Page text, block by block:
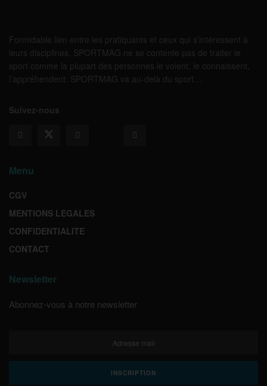
Formidable lien entre les pratiquants et ceux qui s’intéressent à
leurs disciplines, SPORTMAG ne se contente pas de traiter le
sport comme la plupart des personnes le voient, le connaissent,
l’appréhendent. SPORTMAG va au-delà du sport…
Suivez-nous
Menu
CGV
MENTIONS LEGALES
CONFIDENTIALITE
CONTACT
Newsletter
Abonnez-vous à notre newsletter